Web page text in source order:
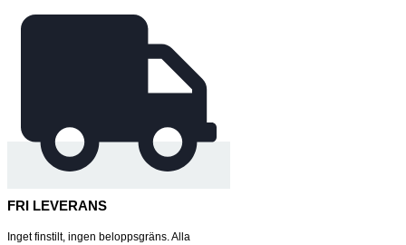
FRI LEVERANS
Inget finstilt, ingen beloppsgräns. Alla